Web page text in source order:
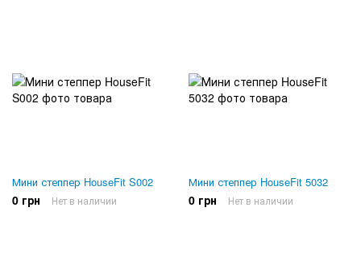
Мини степпер HouseFit S002
0 грн Нет в наличии
Мини степпер HouseFit 5032
0 грн Нет в наличии